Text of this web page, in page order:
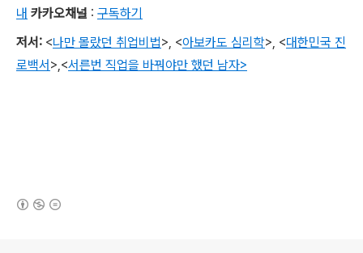
내 카카오채널 : 구독하기
저서 : <나만 몰랐던 취업비법>, <아보카도 심리학>, <대한민국 진
로백서 >,<서른번 직업을 바꿔야만 했던 남자>